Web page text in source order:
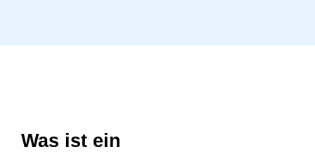
Was ist ein